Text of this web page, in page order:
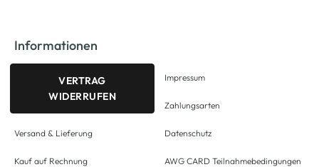
Informationen
VERTRAG
WIDERRUFEN
Versand & Lieferung
Kauf auf Rechnung
Impressum
Zahlungsarten
Datenschutz
AWG CARD Teilnahmebedingungen